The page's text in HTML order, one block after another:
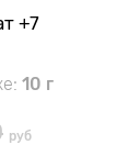
+7
10 г
руб